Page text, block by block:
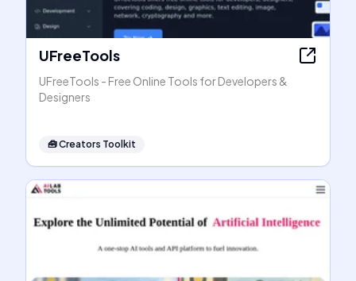
UFreeTools
UFreeTools - Free Online Tools for Developers &
Designers
🧰Creators Toolkit